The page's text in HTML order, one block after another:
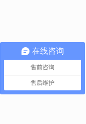
在线咨询
售前咨询
售后维护